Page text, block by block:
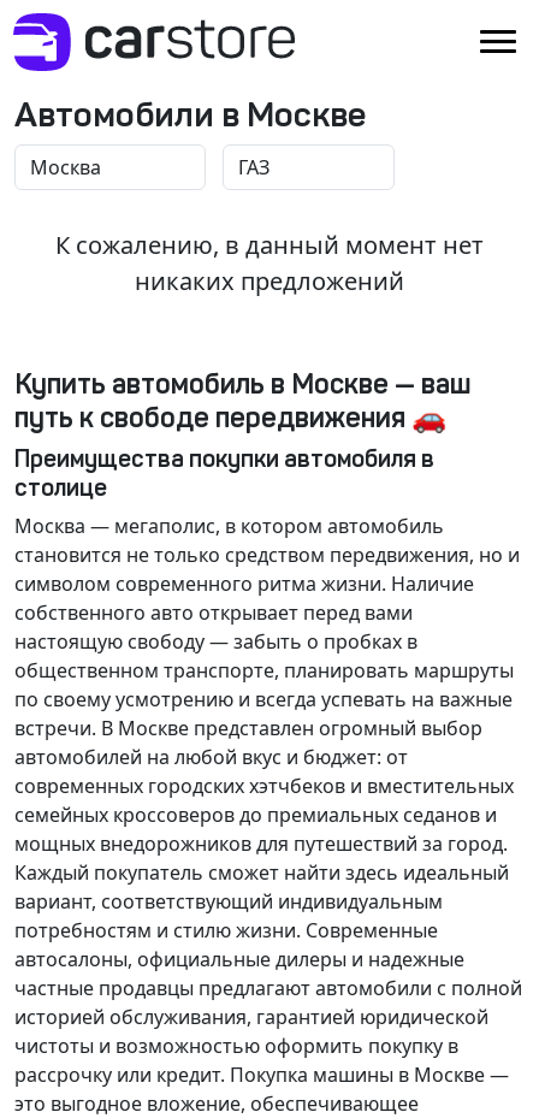
Автомобили в Москве
К сожалению, в данный момент нет
никаких предложений
Купить автомобиль в Москве — ваш
путь к свободе передвижения 🚗
Преимущества покупки автомобиля в
столице
Москва — мегаполис, в котором автомобиль
становится не только средством передвижения, но и
символом современного ритма жизни. Наличие
собственного авто открывает перед вами
настоящую свободу — забыть о пробках в
общественном транспорте, планировать маршруты
по своему усмотрению и всегда успевать на важные
встречи. В Москве представлен огромный выбор
автомобилей на любой вкус и бюджет: от
современных городских хэтчбеков и вместительных
семейных кроссоверов до премиальных седанов и
мощных внедорожников для путешествий за город.
Каждый покупатель сможет найти здесь идеальный
вариант, соответствующий индивидуальным
потребностям и стилю жизни. Современные
автосалоны, официальные дилеры и надежные
частные продавцы предлагают автомобили с полной
историей обслуживания, гарантией юридической
чистоты и возможностью оформить покупку в
рассрочку или кредит. Покупка машины в Москве —
это выгодное вложение, обеспечивающее